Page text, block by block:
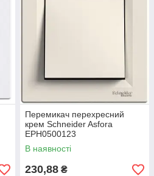
Перемикач перехресний
крем Schneider Asfora
EPH0500123
В наявності
230,88 ₴